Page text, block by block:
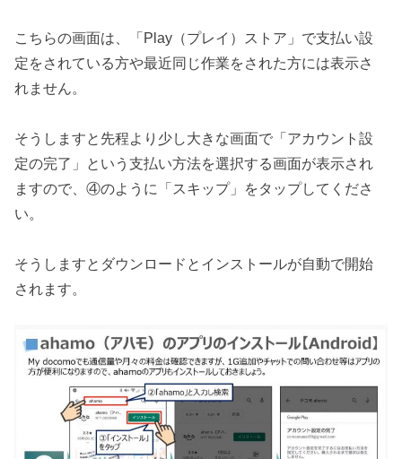
こちらの画面は、「Play（プレイ）ストア」で支払い設
定をされている方や最近同じ作業をされた方には表示さ
れません。
そうしますと先程より少し大きな画面で「アカウント設
定の完了」という支払い方法を選択する画面が表示され
ますので、④のように「スキップ」をタップしてくださ
い。
そうしますとダウンロードとインストールが自動で開始
されます。